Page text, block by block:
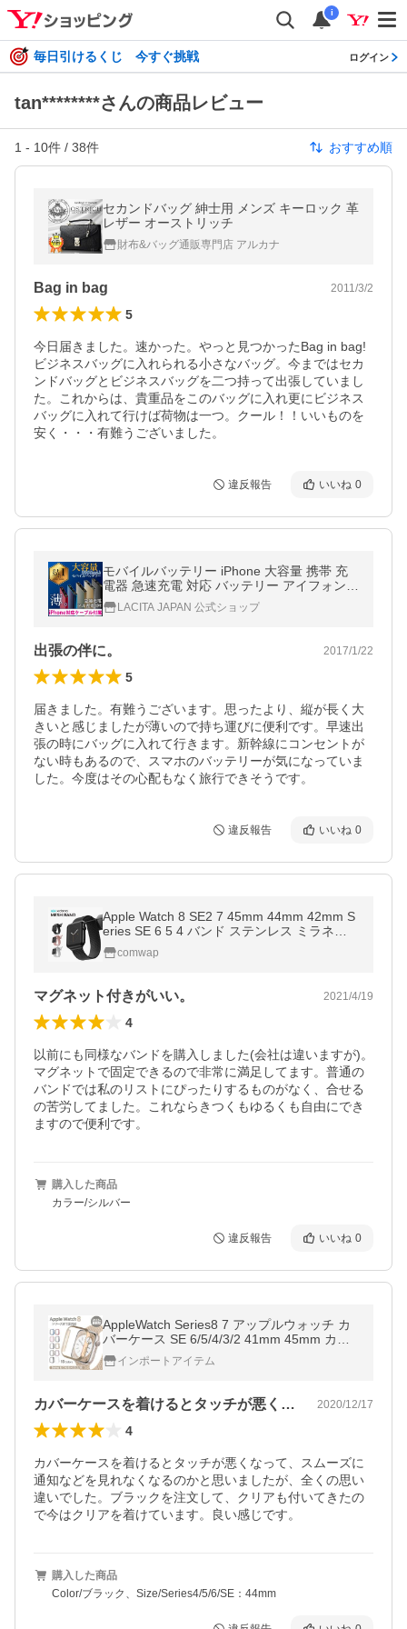
i
毎日引けるくじ 今すぐ挑戦 ログイン
tan********さんの商品レビュー
1 - 10件 / 38件 おすすめ順
セカンドバッグ 紳士用 メンズ キーロック 革
レザー オーストリッチ
財布&バッグ通販専門店 アルカナ
Bag in bag 2011/3/2
5
今日届きました。速かった。やっと見つかったBag in bag!
ビジネスバッグに入れられる小さなバッグ。今まではセカ
ンドバッグとビジネスバッグを二つ持って出張していまし
た。これからは、貴重品をこのバッグに入れ更にビジネス
バッグに入れて行けば荷物は一つ。クール！！いいものを
安く・・・有難うございました。
違反報告 いいね 0
モバイルバッテリー iPhone 大容量 携帯 充
電器 急速充電 対応 バッテリー アイフォン 8
800mAh
LACITA JAPAN 公式ショップ
出張の伴に。 2017/1/22
5
届きました。有難うございます。思ったより、縦が長く大
きいと感じましたが薄いので持ち運びに便利です。早速出
張の時にバッグに入れて行きます。新幹線にコンセントが
ない時もあるので、スマホのバッテリーが気になっていま
した。今度はその心配もなく旅行できそうです。
違反報告 いいね 0
Apple Watch 8 SE2 7 45mm 44mm 42mm S
eries SE 6 5 4 バンド ステンレス ミラネー
ゼループ ベルト アップルウォッチ8 アップ
ルウォッチ 45 44 42 mm 対応
comwap
マグネット付きがいい。 2021/4/19
4
以前にも同様なバンドを購入しました(会社は違いますが)。
マグネットで固定できるので非常に満足してます。普通の
バンドでは私のリストにぴったりするものがなく、合せる
の苦労してました。これならきつくもゆるくも自由にでき
ますので便利です。
購入した商品
カラー/シルバー
違反報告 いいね 0
AppleWatch Series8 7 アップルウォッチ カ
バーケース SE 6/5/4/3/2 41mm 45mm カバ
ー TPU 全面保護 耐衝撃
インポートアイテム
カバーケースを着けるとタッチが悪くなっ… 2020/12/17
4
カバーケースを着けるとタッチが悪くなって、スムーズに
通知などを見れなくなるのかと思いましたが、全くの思い
違いでした。ブラックを注文して、クリアも付いてきたの
で今はクリアを着けています。良い感じです。
購入した商品
Color/ブラック、Size/Series4/5/6/SE：44mm